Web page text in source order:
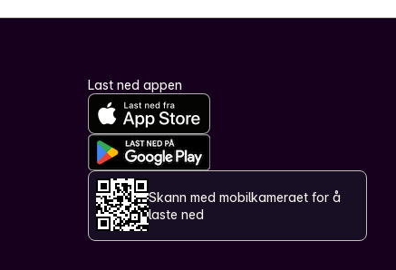
Last ned appen
Skann med mobilkameraet for å
laste ned